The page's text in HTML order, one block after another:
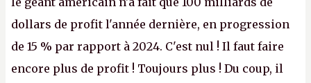
dollars de profit l'année dernière, en progression
de 15 % par rapport à 2024. C'est nul ! Il faut faire
encore plus de profit ! Toujours plus ! Du coup, il